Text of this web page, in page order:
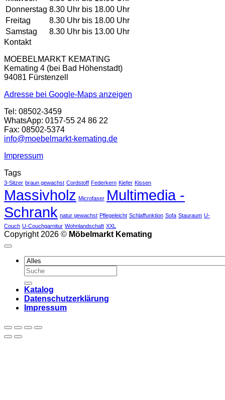
Donnerstag 8.30 Uhr bis 18.00 Uhr
Freitag
8.30 Uhr bis 18.00 Uhr
Samstag
8.30 Uhr bis 13.00 Uhr
Kontakt
MOEBELMARKT KEMATING
Kemating 4 (bei Bad Höhenstadt)
94081 Fürstenzell
Adresse bei Google-Maps anzeigen
Tel: 08502-3459
WhatsApp: 0157-55 24 86 22
Fax: 08502-5374
info@moebelmarkt-kemating.de
Impressum
Tags
3-Sitzer braun gewachst Cordstoff Federkern Kiefer Kissen
Massivholz Microfaser Multimedia -
Schrank natur gewachst Pflegeleicht Schlaffunktion Sofa Stauraum U-
Couch U-Couchgarnitur Wohnlandschaft XXL
Copyright 2026 © Möbelmarkt Kemating
Suchen
nach:
Katalog
Datenschutzerklärung
Impressum